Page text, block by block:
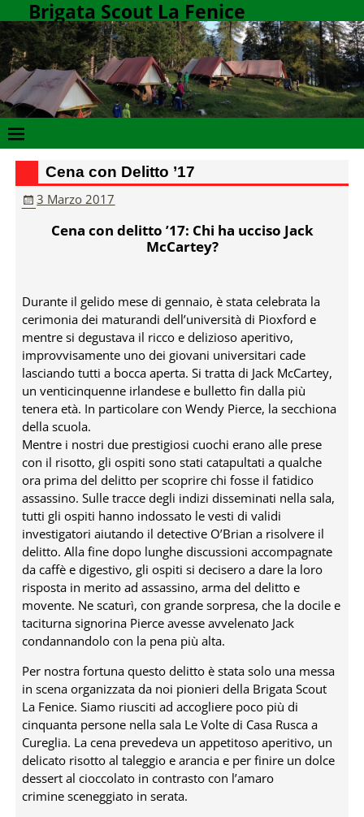
Brigata Scout La Fenice
Cena con Delitto ’17
3 Marzo 2017
Cena con delitto ’17: Chi ha ucciso Jack
McCartey?
Durante il gelido mese di gennaio, è stata celebrata la
cerimonia dei maturandi dell’università di Pioxford e
mentre si degustava il ricco e delizioso aperitivo,
improvvisamente uno dei giovani universitari cade
lasciando tutti a bocca aperta. Si tratta di Jack McCartey,
un venticinquenne irlandese e bulletto fin dalla più
tenera età. In particolare con Wendy Pierce, la secchiona
della scuola.
Mentre i nostri due prestigiosi cuochi erano alle prese
con il risotto, gli ospiti sono stati catapultati a qualche
ora prima del delitto per scoprire chi fosse il fatidico
assassino. Sulle tracce degli indizi disseminati nella sala,
tutti gli ospiti hanno indossato le vesti di validi
investigatori aiutando il detective O’Brian a risolvere il
delitto. Alla fine dopo lunghe discussioni accompagnate
da caffè e digestivo, gli ospiti si decisero a dare la loro
risposta in merito ad assassino, arma del delitto e
movente. Ne scaturì, con grande sorpresa, che la docile e
taciturna signorina Pierce avesse avvelenato Jack
condannandolo con la pena più alta.
Per nostra fortuna questo delitto è stata solo una messa
in scena organizzata da noi pionieri della Brigata Scout
La Fenice. Siamo riusciti ad accogliere poco più di
cinquanta persone nella sala Le Volte di Casa Rusca a
Cureglia. La cena prevedeva un appetitoso aperitivo, un
delicato risotto al taleggio e arancia e per finire un dolce
dessert al cioccolato in contrasto con l’amaro
crimine sceneggiato in serata.